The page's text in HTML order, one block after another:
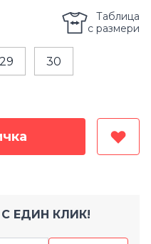
29 30
Таблица
с размери
ЕДИН КЛИК!